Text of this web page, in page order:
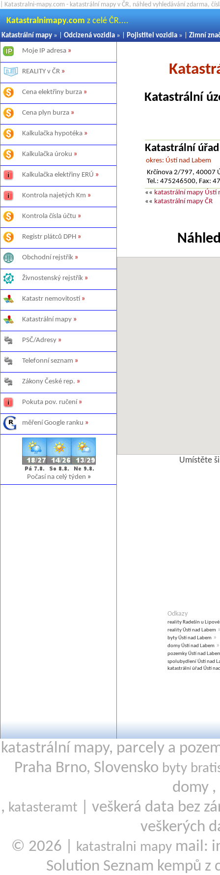
| Katastralni-mapy.com - katastrální mapy v ČR, náhled vyhledávání zdarma,
Katastralnimapy.com z celé ČR....
Katastrální mapy » | Odcizená vozidla » | Pojistitel vozidla » | Zimní
Moje IP adresa »
REALITY v ČR »
Cena elektřiny burza »
Cena plyn burza »
Kalkulačka hypotéka »
Kalkulačka úroku »
Kalkulačka elektřiny ERÚ »
Kontrola najetých Km »
Kontrola čísla účtu »
Registr plátců DPH »
Obchodní rejstřík »
Živnostenský rejstřík »
Katastr nemovitostí »
Katastrální mapy »
PSČ/Adresy »
Telefonní seznam »
Zákony České rep. »
Pokuta pov. ručení »
měření Google ranku »
Počasí na celý týden »
Katastrální
Katastrální
okres: Ústí nad Labem
Krčínova 2/797, 40007
Tel.: 475246500, Fax:
«« katastrální mapy Ústí
«« katastrální mapy ČR
Umístěte
Odkazy
reality Radešín u Lipové
reality Ústí nad Labem
byty Ústí nad Labem »
domy Ústí nad Labem »
pozemky Ústí nad
spolubydlení Ústí nad
katastrální úřad Ústí
katastrální mapy, parcely a
Praha Brno, Slovensko byty
domy ,
, katasteramt
| veškerá data bez
veškerých
© 2026 |
katastralni mapy mail:
Solution Seznam kempů z